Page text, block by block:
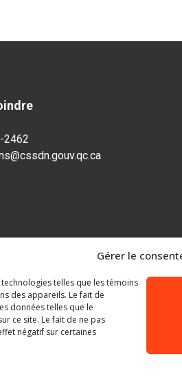
Gérer le
telles que les témoins
des appareils. Le fait de
données telles que le
ce site. Le fait de ne pas
négatif sur certaines
2462